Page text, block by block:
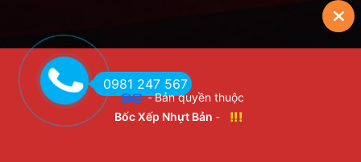
@@ -Bản quyền thuộc
Bốc Xếp Nhựt Bản - !!!
0981 247 567